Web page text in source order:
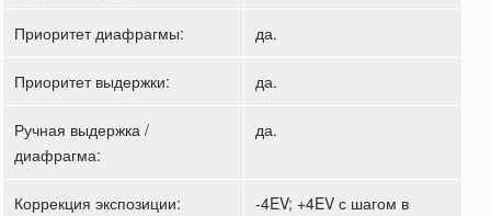
Приоритет диафрагмы: да.
Приоритет выдержки: да.
Ручная выдержка /
диафрагма:
да.
Коррекция экспозиции:
-4EV; +4EV с шагом в